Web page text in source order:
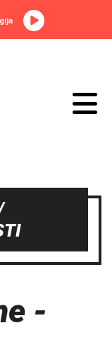
-